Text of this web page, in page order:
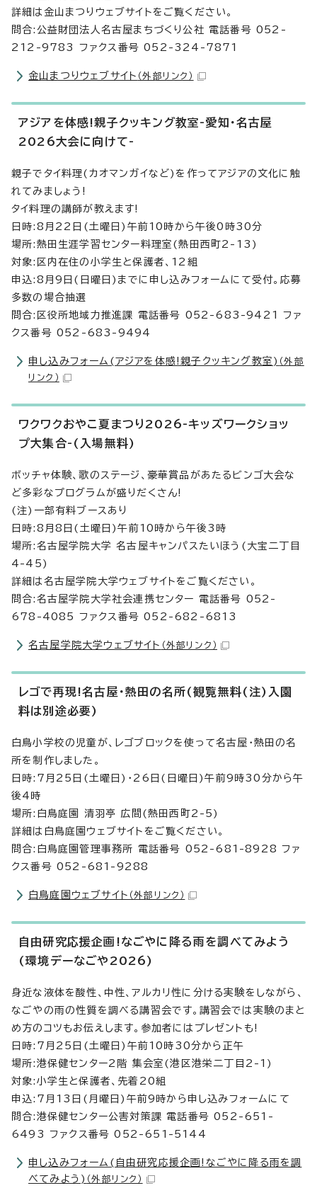
詳細は金山まつりウェブサイトをご覧ください。
問合:公益財団法人名古屋まちづくり公社 電話番号 052-
212-9783 ファクス番号 052-324-7871
金山まつりウェブサイト （外部リンク）
アジアを体感!親子クッキング教室-愛知・名古屋
2026大会に向けて-
親子でタイ料理(カオマンガイなど)を作ってアジアの文化に触
れてみましょう!
タイ料理の講師が教えます!
日時:8月22日(土曜日)午前10時から午後0時30分
場所:熱田生涯学習センター料理室(熱田西町2-13)
対象:区内在住の小学生と保護者、12組
申込:8月9日(日曜日)までに申し込みフォームにて受付。応募
多数の場合抽選
問合:区役所地域力推進課 電話番号 052-683-9421 ファ
クス番号 052-683-9494
申し込みフォーム(アジアを体感!親子クッキング教室) （外部
リンク）
ワクワクおやこ夏まつり2026-キッズワークショッ
プ大集合-(入場無料)
ボッチャ体験、歌のステージ、豪華賞品があたるビンゴ大会な
ど多彩なプログラムが盛りだくさん!
(注)一部有料ブースあり
日時:8月8日(土曜日)午前10時から午後3時
場所:名古屋学院大学 名古屋キャンパスたいほう(大宝二丁目
4-45)
詳細は名古屋学院大学ウェブサイトをご覧ください。
問合:名古屋学院大学社会連携センター 電話番号 052-
678-4085 ファクス番号 052-682-6813
名古屋学院大学ウェブサイト （外部リンク）
レゴで再現!名古屋・熱田の名所(観覧無料(注)入園
料は別途必要)
白鳥小学校の児童が、レゴブロックを使って名古屋・熱田の名
所を制作しました。
日時:7月25日(土曜日)・26日(日曜日)午前9時30分から午
後4時
場所:白鳥庭園 清羽亭 広間(熱田西町2-5)
詳細は白鳥庭園ウェブサイトをご覧ください。
問合:白鳥庭園管理事務所 電話番号 052-681-8928 ファ
クス番号 052-681-9288
白鳥庭園ウェブサイト （外部リンク）
自由研究応援企画!なごやに降る雨を調べてみよう
(環境デーなごや2026)
身近な液体を酸性、中性、アルカリ性に分ける実験をしながら、
なごやの雨の性質を調べる講習会です。講習会では実験のまと
め方のコツもお伝えします。参加者にはプレゼントも!
日時:7月25日(土曜日)午前10時30分から正午
場所:港保健センター2階 集会室(港区港栄二丁目2-1)
対象:小学生と保護者、先着20組
申込:7月13日(月曜日)午前9時から申し込みフォームにて
問合:港保健センター公害対策課 電話番号 052-651-
6493 ファクス番号 052-651-5144
申し込みフォーム(自由研究応援企画!なごやに降る雨を調
べてみよう) （外部リンク）